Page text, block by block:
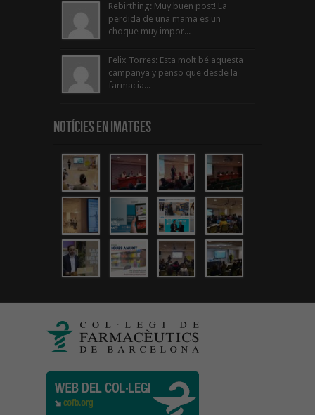
Rebirthing: Muy buen post! La
perdida de una mama es un
choque muy impor...
Felix Torres: Esta molt bé aquesta
campanya y penso que desde la
farmacia...
Notícies en Imatges